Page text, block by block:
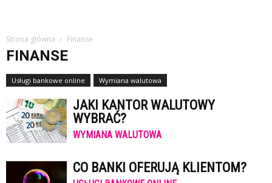
Strona główna Finanse
FINANSE
Usługi bankowe online Wymiana walutowa
JAKI KANTOR WALUTOWY
WYBRAĆ?
WYMIANA WALUTOWA
CO BANKI OFERUJĄ KLIENTOM?